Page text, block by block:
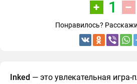
1
Понравилось?
Inked — это увлекательная игра-